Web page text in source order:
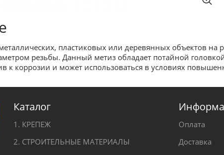
пластиковых или деревянных объектов на
резьбы. Данный метиз обладает потайной
к коррозии и может использоваться в условиях
Каталог
1. КРЕПЕЖ
2. СТРОИТЕЛЬНЫЕ МАТЕРИАЛЫ
Оплата
Доставка